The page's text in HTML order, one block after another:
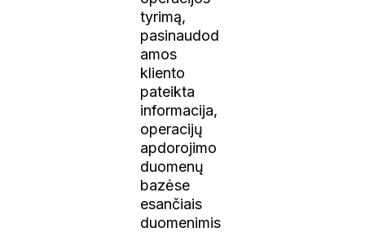
tyrimą,
pasinaudod
amos
kliento
pateikta
informacija,
operacijų
apdorojimo
duomenų
bazėse
esančiais
duomenimis